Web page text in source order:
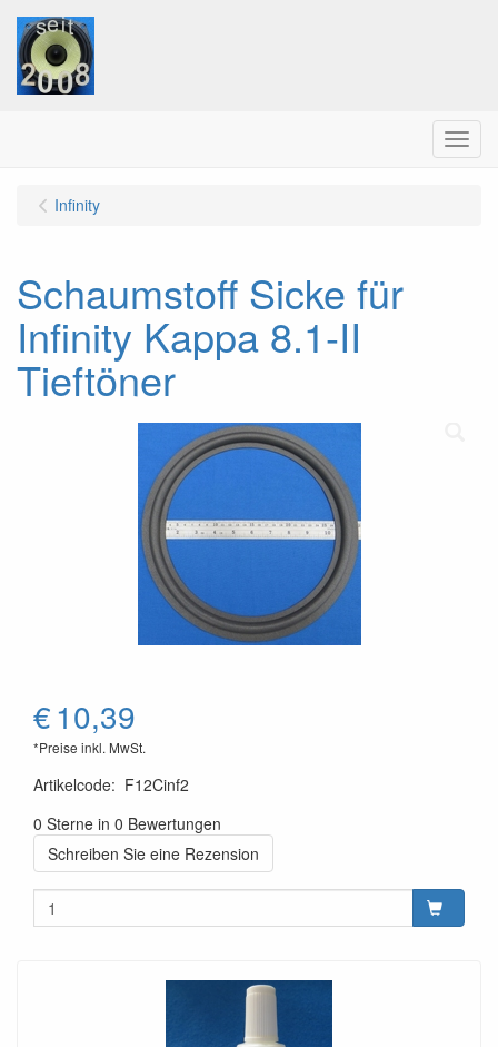
Menu
Infinity
Schaumstoff Sicke für
Infinity Kappa 8.1-II
Tieftöner
€10,39
*Preise inkl. MwSt.
Artikelcode: F12Cinf2
0 Sterne in 0 Bewertungen
Schreiben Sie eine Rezension